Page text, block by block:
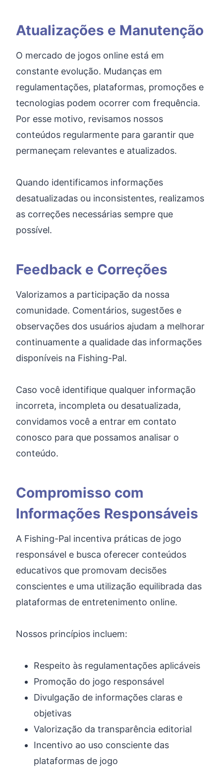
Atualizações e Manutenção
O mercado de jogos online está em
constante evolução. Mudanças em
regulamentações, plataformas, promoções e
tecnologias podem ocorrer com frequência.
Por esse motivo, revisamos nossos
conteúdos regularmente para garantir que
permaneçam relevantes e atualizados.
Quando identificamos informações
desatualizadas ou inconsistentes, realizamos
as correções necessárias sempre que
possível.
Feedback e Correções
Valorizamos a participação da nossa
comunidade. Comentários, sugestões e
observações dos usuários ajudam a melhorar
continuamente a qualidade das informações
disponíveis na Fishing-Pal.
Caso você identifique qualquer informação
incorreta, incompleta ou desatualizada,
convidamos você a entrar em contato
conosco para que possamos analisar o
conteúdo.
Compromisso com
Informações Responsáveis
A Fishing-Pal incentiva práticas de jogo
responsável e busca oferecer conteúdos
educativos que promovam decisões
conscientes e uma utilização equilibrada das
plataformas de entretenimento online.
Nossos princípios incluem:
Respeito às regulamentações aplicáveis
Promoção do jogo responsável
Divulgação de informações claras e
objetivas
Valorização da transparência editorial
Incentivo ao uso consciente das
plataformas de jogo